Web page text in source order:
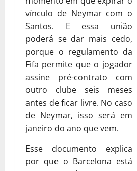
vínculo de Neymar com o
Santos. E essa união
poderá se dar mais cedo,
porque o regulamento da
Fifa permite que o jogador
assine pré-contrato com
outro clube seis meses
antes de ficar livre. No caso
de Neymar, isso será em
janeiro do ano que vem.
Esse documento explica
por que o Barcelona está